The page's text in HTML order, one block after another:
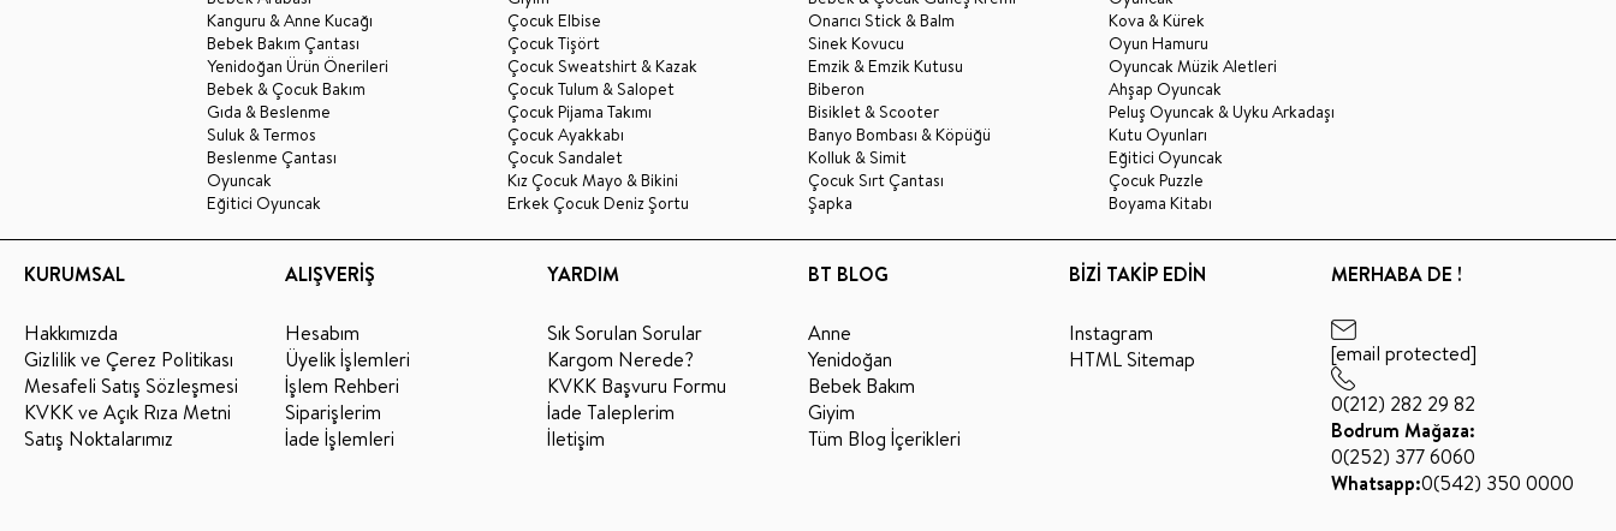
Kanguru & Anne Kucağı
Bebek Bakım Çantası
Yenidoğan Ürün Önerileri
Bebek & Çocuk Bakım
Gıda & Beslenme
Suluk & Termos
Beslenme Çantası
Oyuncak
Eğitici Oyuncak
Çocuk Elbise
Çocuk Tişört
Çocuk Sweatshirt & Kazak
Çocuk Tulum & Salopet
Çocuk Pijama Takımı
Çocuk Ayakkabı
Çocuk Sandalet
Kız Çocuk Mayo & Bikini
Erkek Çocuk Deniz Şortu
Onarıcı Stick & Balm
Sinek Kovucu
Emzik & Emzik Kutusu
Biberon
Bisiklet & Scooter
Banyo Bombası & Köpüğü
Kolluk & Simit
Çocuk Sırt Çantası
Şapka
Kova & Kürek
Oyun Hamuru
Oyuncak Müzik Aletleri
Ahşap Oyuncak
Peluş Oyuncak & Uyku Arkadaşı
Kutu Oyunları
Eğitici Oyuncak
Çocuk Puzzle
Boyama Kitabı
KURUMSAL
Hakkımızda
Gizlilik ve Çerez Politikası
Mesafeli Satış Sözleşmesi
KVKK ve Açık Rıza Metni
Satış Noktalarımız
ALIŞVERİŞ
Hesabım
Üyelik İşlemleri
İşlem Rehberi
Siparişlerim
İade İşlemleri
YARDIM
Sık Sorulan Sorular
Kargom Nerede?
KVKK Başvuru Formu
İade Taleplerim
İletişim
BT BLOG
Anne
Yenidoğan
Bebek Bakım
Giyim
Tüm Blog İçerikleri
BİZİ TAKİP EDİN
Instagram
HTML Sitemap
MERHABA DE !
[email protected]
0(212) 282 29 82
Bodrum Mağaza:
0(252) 377 6060
Whatsapp:0(542) 350 0000